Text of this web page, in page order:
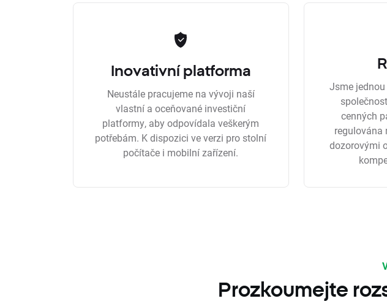
Inovativní platforma
Neustále pracujeme na vývoji naší
vlastní a oceňované investiční
platformy, aby odpovídala veškerým
potřebám. K dispozici ve verzi pro stolní
počítače i mobilní zařízení.
Jsme
cenných
regulována
dozorovými
Prozkoumejte